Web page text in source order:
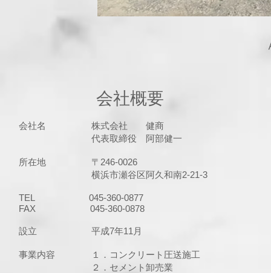
会社概要
会社名 株式会社 健商
代表取締役 阿部健一
所在地 〒246-0026
横浜市瀬谷区阿久和南2-21-3
TEL 045-360-0877
FAX 045-360-0878
設立 平成7年11月
事業内容 １．コンクリート圧送施工
２．セメント卸売業